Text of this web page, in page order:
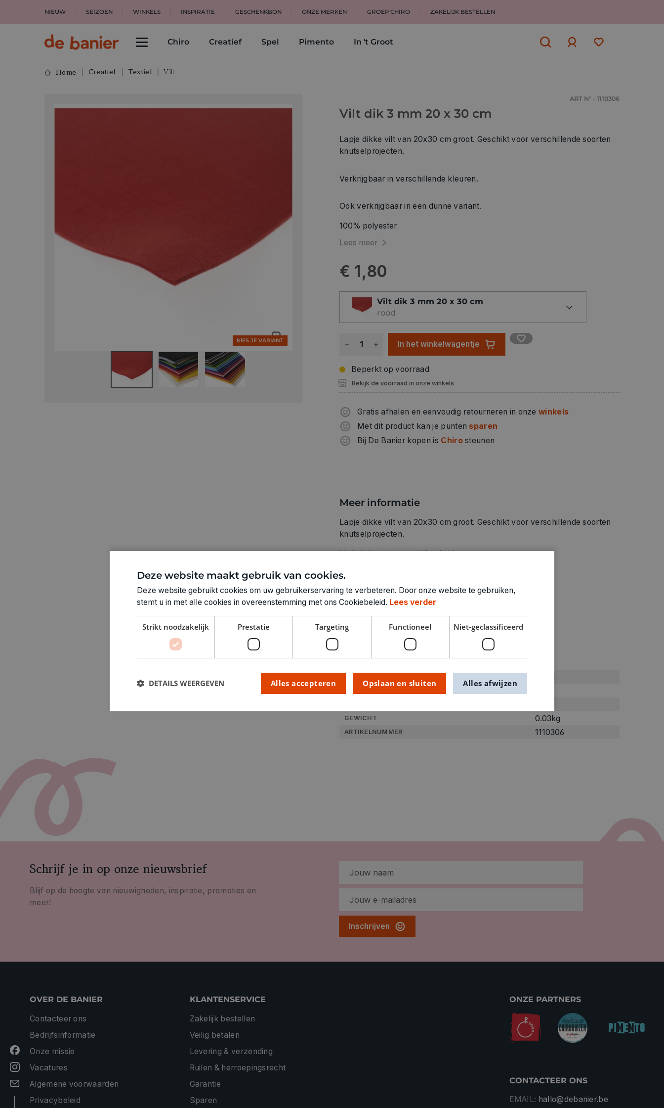
NIEUW SEIZOEN WINKELS INSPIRATIE GESCHENKBON ONZE MERKEN GROEP CHIRO ZAKELIJK BESTELLEN
Chiro Creatief Spel Pimento In 't Groot
Home Creatief Textiel Vilt
KIES JE VARIANT
ART N° - 1110306
Vilt dik 3 mm 20 x 30 cm
Lapje dikke vilt van 20x30 cm groot. Geschikt voor verschillende soorten
knutselprojecten.
Verkrijgbaar in verschillende kleuren.
Ook verkrijgbaar in een dunne variant.
100% polyester
Lees meer
€ 1,80
Vilt dik 3 mm 20 x 30 cm
rood
In het winkelwagentje
Beperkt op voorraad
Bekijk de voorraad in onze winkels
Gratis afhalen en eenvoudig retourneren in onzewinkels
Met dit product kan je punten sparen
Bij De Banier kopen is Chirosteunen
Meer informatie
Lapje dikke vilt van 20x30 cm groot. Geschikt voor verschillende soorten
knutselprojecten.
Verkrijgbaar in verschillende kleuren.
Ook verkrijgbaar in een dunne variant.
100% polyester
Technische specificaties
LEVERANCIERSKLEUR:
GEWICHT 0.03kg
ARTIKELNUMMER 1110306
Schrijf je in op onze nieuwsbrief
Blijf op de hoogte van nieuwigheden, inspiratie, promoties en
meer!
Inschrijven
OVER DE BANIER
Contacteer ons
Bedrijfsinformatie
Onze missie
Vacatures
Algemene voorwaarden
Privacybeleid
KLANTENSERVICE
Zakelijk bestellen
Veilig betalen
Levering & verzending
Ruilen & herroepingsrecht
Garantie
Sparen
ONZE PARTNERS
CONTACTEER ONS
EMAIL: hallo@debanier.be
Deze website maakt gebruik van cookies.
Deze website gebruikt cookies om uw gebruikerservaring te verbeteren. Door onze website te gebruiken,
stemt u in met alle cookies in overeenstemming met ons Cookiebeleid. Lees verder
Strikt noodzakelijk Prestatie Targeting Functioneel Niet-geclassificeerd
Opslaan en sluiten
Alles accepteren Alles afwijzen
DETAILS WEERGEVEN